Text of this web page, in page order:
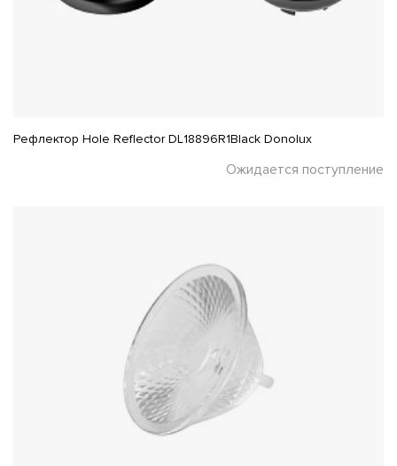
Рефлектор Hole Reflector DL18896R1Black Donolux
Ожидается поступление